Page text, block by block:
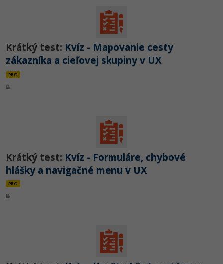
Krátký test: Kvíz - Mapovanie cesty
zákazníka a cieľovej skupiny v UX
PRO
Krátký test: Kvíz - Formuláre, chybové
hlášky a navigačné menu v UX
PRO